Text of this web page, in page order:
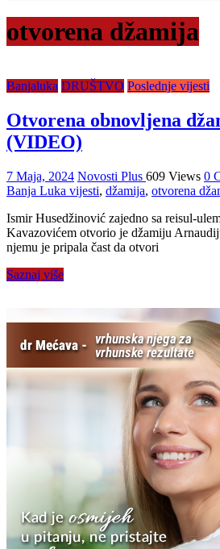
otvorena džamija
Banjaluka DRUŠTVO Poslednje vijesti
Otvorena obnovljena
(VIDEO)
7 Maja, 2024 Novosti Plus 609 Views 0
Banja Luka vijesti, džamija, otvorena
Ismir Husedžinović zajedno sa reisul-
Kavazovićem otvorio je džamiju
njemu je pripala čast da otvori
Saznaj više